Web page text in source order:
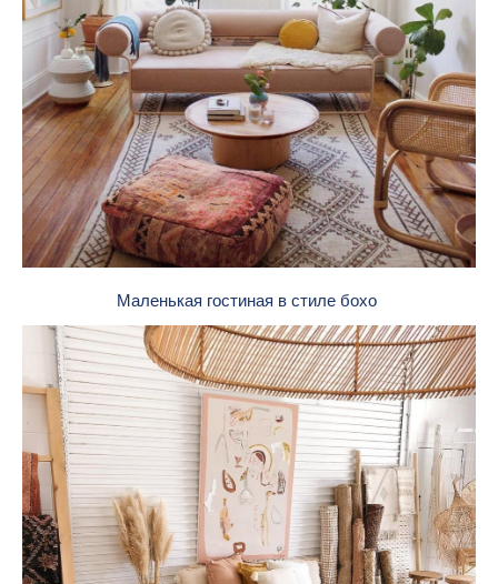
Маленькая гостиная в стиле бохо